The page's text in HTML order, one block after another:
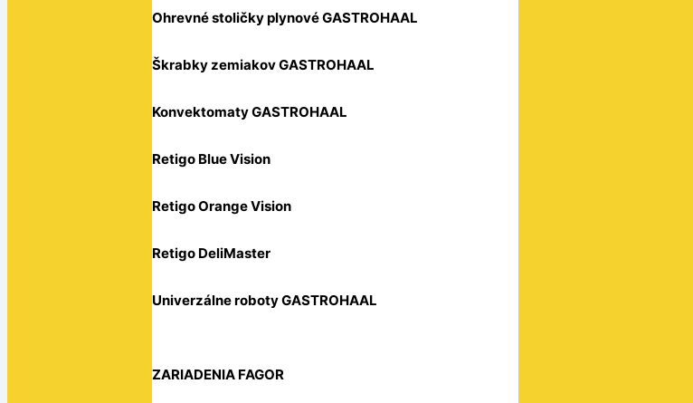
Ohrevné stoličky plynové GASTROHAAL
Škrabky zemiakov GASTROHAAL
Konvektomaty GASTROHAAL
Retigo Blue Vision
Retigo Orange Vision
Retigo DeliMaster
Univerzálne roboty GASTROHAAL
ZARIADENIA FAGOR